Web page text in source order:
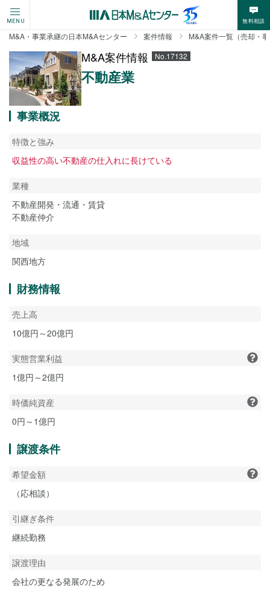
MENU 無料相談
M&A・事業承継の日本M&Aセンター 案件情報 M&A案件一覧（売却・
M&A案件情報 No.17132
不動産業
事業概況
特徴と強み
収益性の高い不動産の仕入れに長けている
業種
不動産開発・流通・賃貸
不動産仲介
地域
関西地方
財務情報
売上高
10億円～20億円
実態営業利益
1億円～2億円
時価純資産
0円～1億円
譲渡条件
希望金額
（応相談）
引継ぎ条件
継続勤務
譲渡理由
会社の更なる発展のため